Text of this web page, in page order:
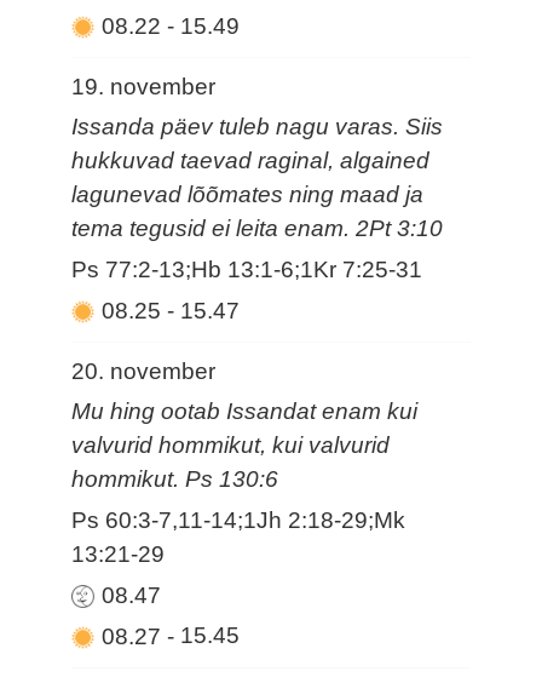
08.22- 15.49
19. november
Issanda päev tuleb nagu varas. Siis
hukkuvad taevad raginal, algained
lagunevad lõõmates ning maad ja
tema tegusid ei leita enam. 2Pt 3:10
Ps 77:2-13;Hb 13:1-6;1Kr 7:25-31
08.25- 15.47
20. november
Mu hing ootab Issandat enam kui
valvurid hommikut, kui valvurid
hommikut. Ps 130:6
Ps 60:3-7,11-14;1Jh 2:18-29;Mk
13:21-29
08.47
08.27- 15.45